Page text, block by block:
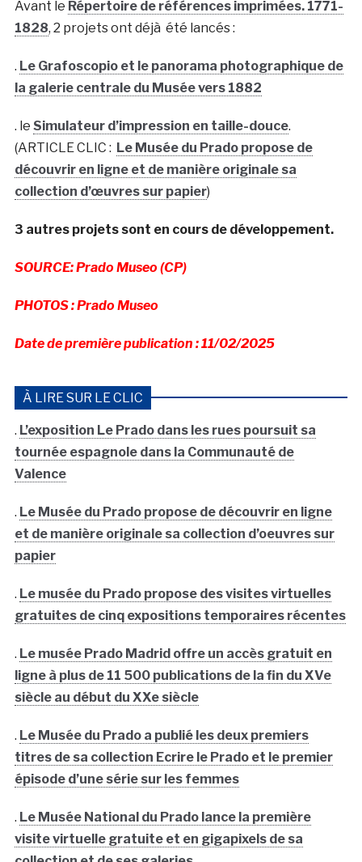
Avant le Répertoire de références imprimées. 1771-
1828, 2 projets ont déjà été lancés :
. Le Grafoscopio et le panorama photographique de
la galerie centrale du Musée vers 1882
. le Simulateur d’impression en taille-douce.
(ARTICLE CLIC : Le Musée du Prado propose de
découvrir en ligne et de manière originale sa
collection d’œuvres sur papier)
3 autres projets sont en cours de développement.
SOURCE: Prado Museo (CP)
PHOTOS : Prado Museo
Date de première publication : 11/02/2025
À LIRE SUR LE CLIC
. L’exposition Le Prado dans les rues poursuit sa
tournée espagnole dans la Communauté de
Valence
. Le Musée du Prado propose de découvrir en ligne
et de manière originale sa collection d’oeuvres sur
papier
. Le musée du Prado propose des visites virtuelles
gratuites de cinq expositions temporaires récentes
. Le musée Prado Madrid offre un accès gratuit en
ligne à plus de 11 500 publications de la fin du XVe
siècle au début du XXe siècle
. Le Musée du Prado a publié les deux premiers
titres de sa collection Ecrire le Prado et le premier
épisode d’une série sur les femmes
. Le Musée National du Prado lance la première
visite virtuelle gratuite et en gigapixels de sa